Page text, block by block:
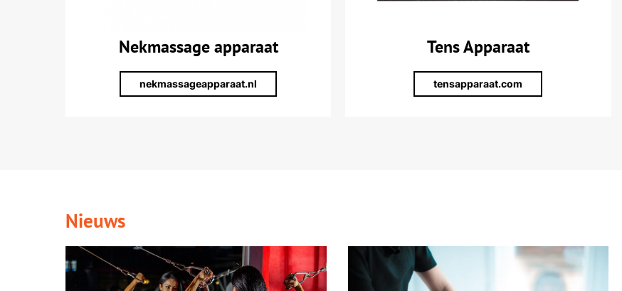
Nekmassage apparaat
nekmassageapparaat.nl
Tens Apparaat
tensapparaat.com
Nieuws